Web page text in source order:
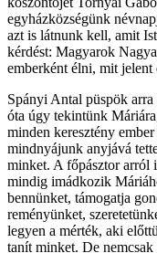
egyházközségünk
azt is látnunk kell, amit
kérdést: Magyarok
emberként élni, mit jelent
Spányi Antal püspök
óta úgy tekintünk
minden keresztény
mindnyájunk anyjává
minket. A főpásztor arról
mindig imádkozik
bennünket, támogatja
reményünket,
legyen a mérték, aki
tanít minket. De